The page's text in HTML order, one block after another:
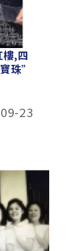
樓,四
珠”
23